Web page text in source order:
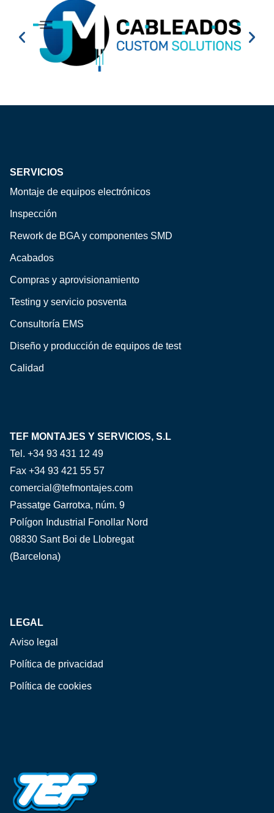
SERVICIOS
Montaje de equipos electrónicos
Inspección
Rework de BGA y componentes SMD
Acabados
Compras y aprovisionamiento
Testing y servicio posventa
Consultoría EMS
Diseño y producción de equipos de test
Calidad
TEF MONTAJES Y SERVICIOS, S.L
Tel. +34 93 431 12 49
Fax +34 93 421 55 57
comercial@tefmontajes.com
Passatge Garrotxa, núm. 9
Polígon Industrial Fonollar Nord
08830 Sant Boi de Llobregat
(Barcelona)
LEGAL
Aviso legal
Política de privacidad
Política de cookies